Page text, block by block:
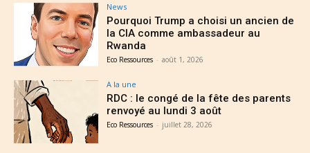
News
Pourquoi Trump a choisi un ancien de
la CIA comme ambassadeur au
Rwanda
Eco Ressources - août 1, 2026
A la une
RDC : le congé de la fête des parents
renvoyé au lundi 3 août
Eco Ressources - juillet 28, 2026